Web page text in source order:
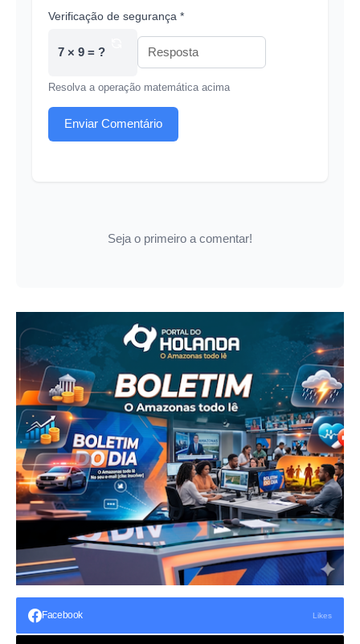
Verificação de segurança *
7 × 9 = ?
Resolva a operação matemática acima
Enviar Comentário
Seja o primeiro a comentar!
Facebook Likes